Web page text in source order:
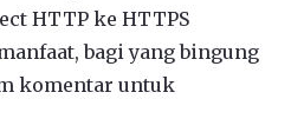
HTTP ke HTTPS
bagi yang bingung
komentar untuk